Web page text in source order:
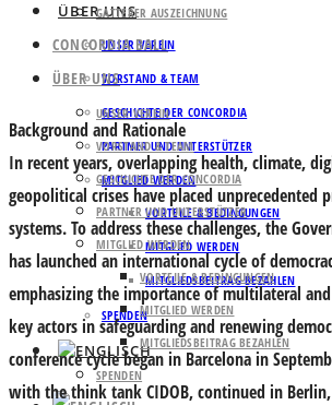
ÜBER UNS
UNSER VEREIN
VORSTAND & TEAM
GESCHICHTE DER CONCORDIA
PARTNER UND UNTERSTÜTZER
MITGLIED WERDEN
VORTEILE & BEDINGUNGEN
MITGLIED WERDEN
MITGLIEDSBEITRAG BEZAHLEN
SPENDEN
GATTERER AUSZEICHNUNG
CONCORDIA BALL
ÜBER UNS
UNSER VEREIN
VORSTAND & TEAM
GESCHICHTE DER CONCORDIA
PARTNER UND UNTERSTÜTZER
MITGLIED WERDEN
VORTEILE & BEDINGUNGEN
MITGLIED WERDEN
MITGLIEDSBEITRAG BEZAHLEN
SPENDEN
Background and Rationale
In recent years, overlapping health, climate,
geopolitical crises have placed unprecedented
systems. To address these challenges, the
has launched an international cycle of
emphasizing the importance of multilateral
key actors in safeguarding and renewing
conference cycle began in Barcelona in
with the think tank CIDOB, continued in